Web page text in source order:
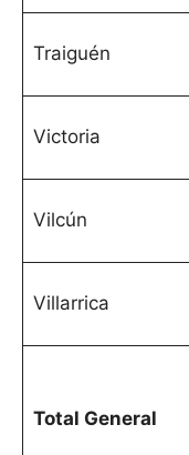
Traiguén
Victoria
Vilcún
Villarrica
Total General